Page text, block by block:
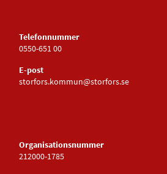
Telefonnummer
0550-651 00
E-post
storfors.kommun@storfors.se
Organisationsnummer
212000-1785